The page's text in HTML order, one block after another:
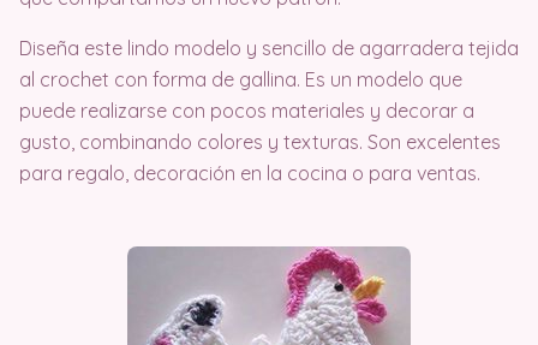
Diseña este lindo modelo y sencillo de agarradera tejida
al crochet con forma de gallina. Es un modelo que
puede realizarse con pocos materiales y decorar a
gusto, combinando colores y texturas. Son excelentes
para regalo, decoración en la cocina o para ventas.